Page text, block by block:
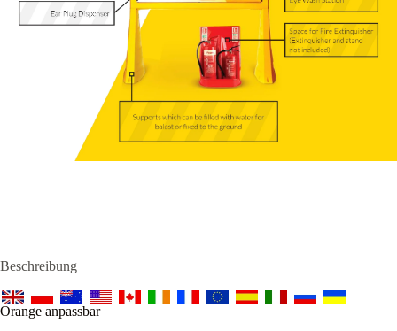
Beschreibung
Orange anpassbar